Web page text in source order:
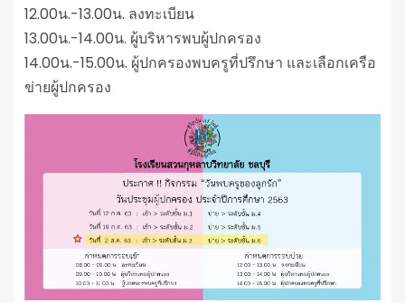
12.00น.-13.00น. ลงทะเบียน
13.00น.-14.00น. ผู้บริหารพบผู้ปกครอง
14.00น.-15.00น. ผู้ปกครองพบครูที่ปรึกษา และเลือกเครือ
ข่ายผู้ปกครอง